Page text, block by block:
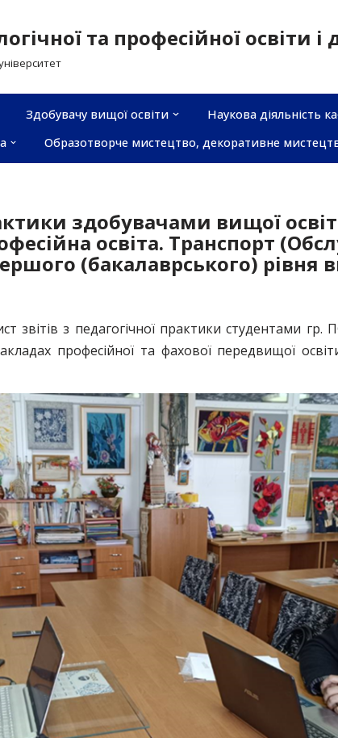
та професійної освіти
Здобувачу вищої освіти Наукова діяльність
Образотворче мистецтво, декоративне
здобувачами вищої
освіта. Транспорт
(бакалаврського) рівня
звітів з педагогічної практики студентами
професійної та фахової передвищої